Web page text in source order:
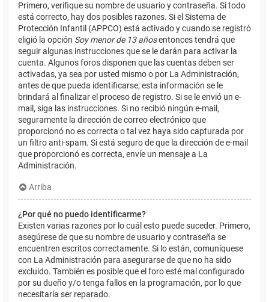
Primero, verifique su nombre de usuario y contraseña. Si todo
está correcto, hay dos posibles razones. Si el Sistema de
Protección Infantil (APPCO) está activado y cuando se registró
eligió la opción Soy menor de 13 añosentonces tendrá que
seguir algunas instrucciones que se le darán para activar la
cuenta. Algunos foros disponen que las cuentas deben ser
activadas, ya sea por usted mismo o por La Administración,
antes de que pueda identificarse; esta información se le
brindará al finalizar el proceso de registro. Si se le envió un e-
mail, siga las instrucciones. Si no recibió ningún e-mail,
seguramente la dirección de correo electrónico que
proporcionó no es correcta o tal vez haya sido capturada por
un filtro anti-spam. Si está seguro de que la dirección de e-mail
que proporcionó es correcta, envíe un mensaje a La
Administración.
Arriba
¿Por qué no puedo identificarme?
Existen varias razones por lo cuál esto puede suceder. Primero,
asegúrese de que su nombre de usuario y contraseña se
encuentren escritos correctamente. Si lo están, comuníquese
con La Administración para asegurarse de que no ha sido
excluido. También es posible que el foro esté mal configurado
por su dueño y/o tenga fallos en la programación, por lo que
necesitaría ser reparado.